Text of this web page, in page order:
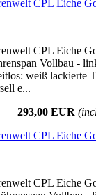
CPL Eiche
CPL Eiche
Vollbau -
weiß lackierte
e...
293,00 EUR
CPL Eiche
CPL Eiche